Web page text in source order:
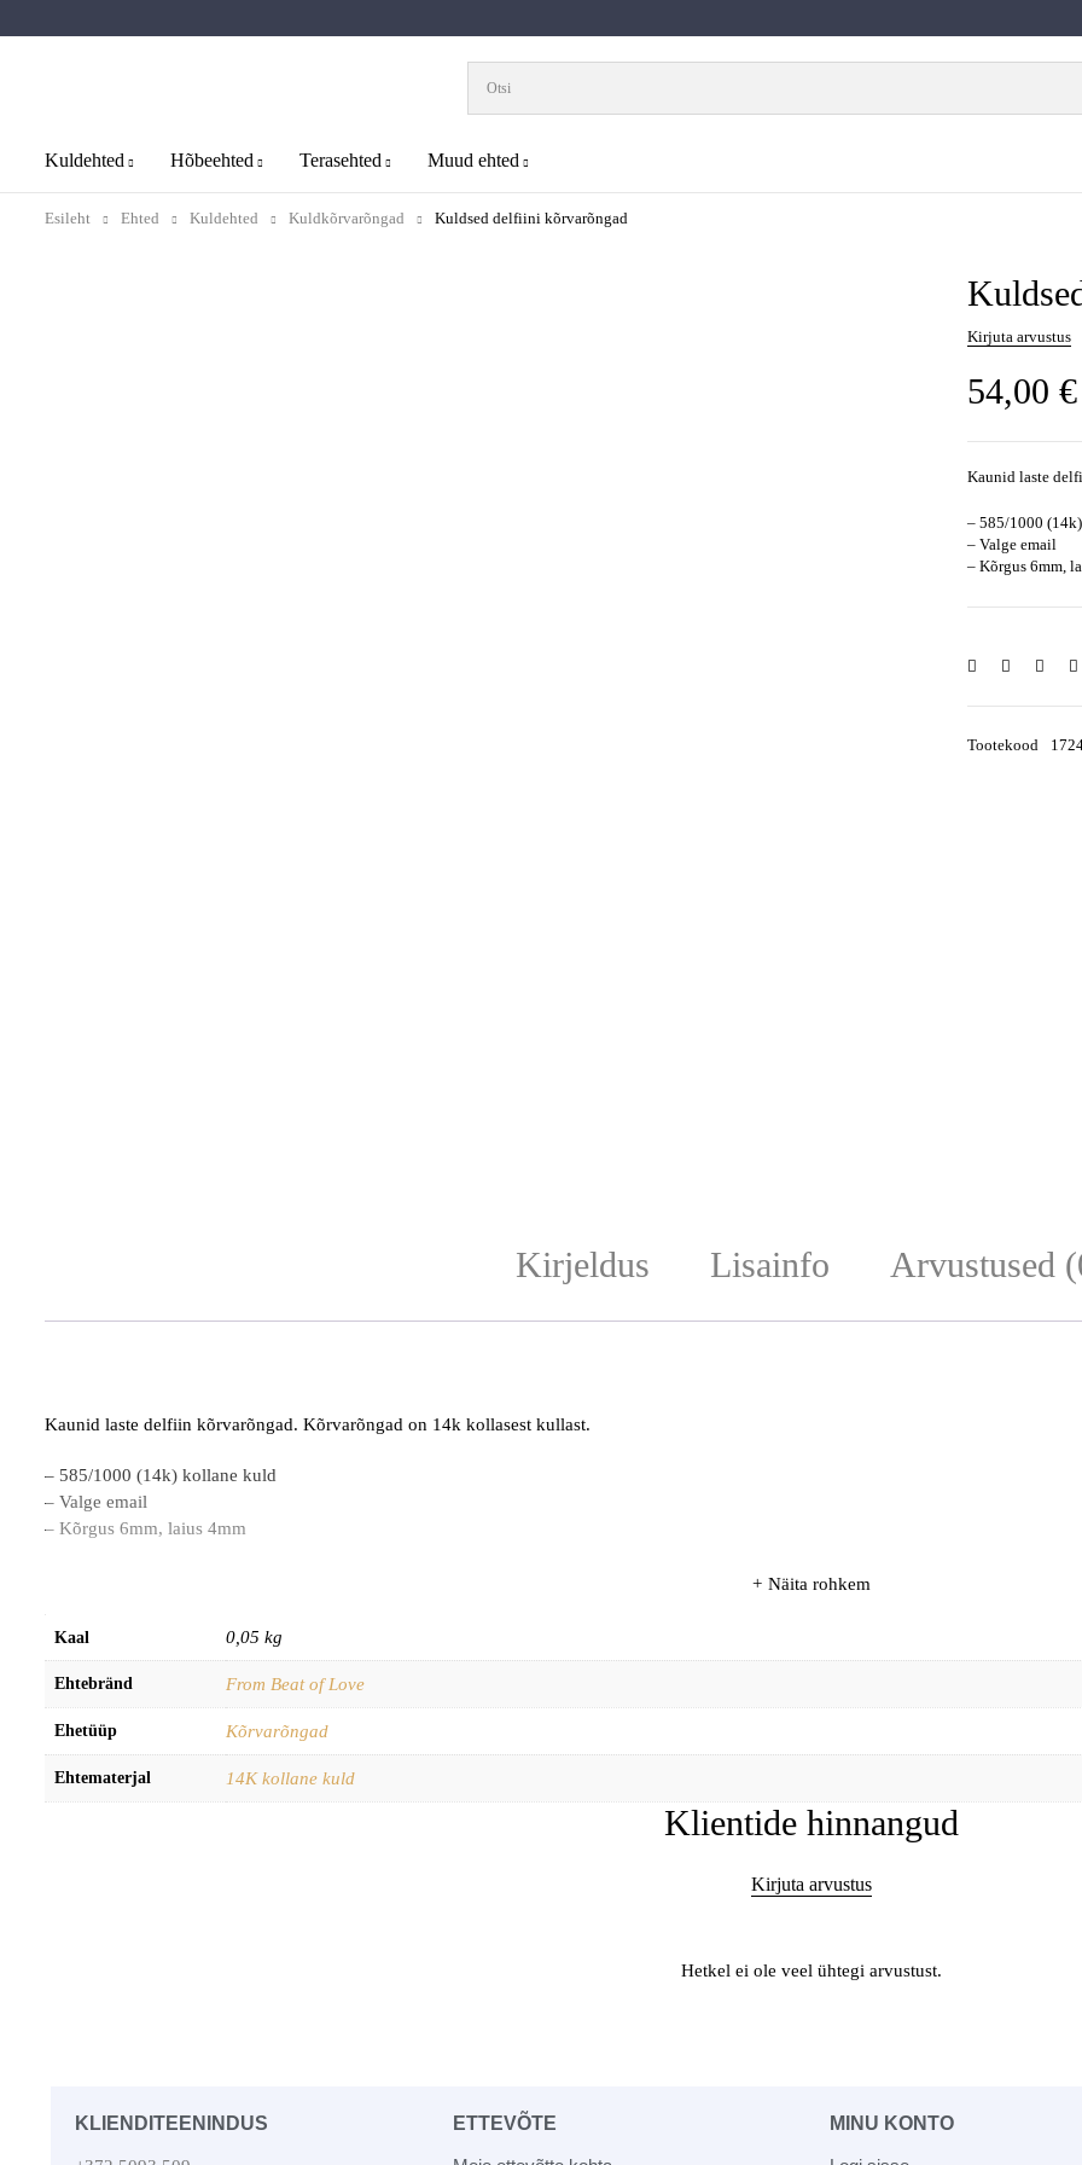
Kuldehted Hõbeehted Terasehted Muud ehted
Esileht Ehted Kuldehted Kuldkõrvarõngad Kuldsed delfiini kõrvarõngad
Kirjuta arvustus
54,00 €
Kaunid laste
– 585/1000
– Valge email
– Kõrgus 6mm,
Tootekood
Kirjeldus Lisainfo Arvustused
Kaunid laste delfiin kõrvarõngad. Kõrvarõngad on 14k kollasest kullast.
– 585/1000 (14k) kollane kuld
– Valge email
– Kõrgus 6mm, laius 4mm
Näita rohkem
Kaal 0,05 kg
Ehtebränd From Beat of Love
Ehetüüp Kõrvarõngad
Ehtematerjal 14K kollane kuld
Klientide hinnangud
Kirjuta arvustus
Hetkel ei ole veel ühtegi arvustust.
KLIENDITEENINDUS ETTEVÕTE MINU KONTO